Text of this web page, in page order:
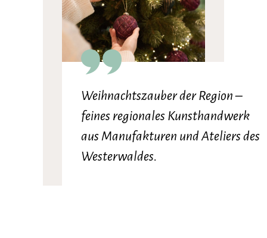
Weihnachtszauber der Region –
feines regionales Kunsthandwerk
aus Manufakturen und Ateliers des
Westerwaldes.